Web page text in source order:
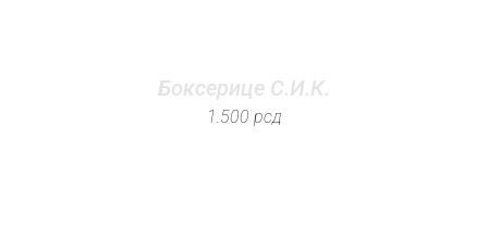
Боксерице С.И.К.
1.500 рсд